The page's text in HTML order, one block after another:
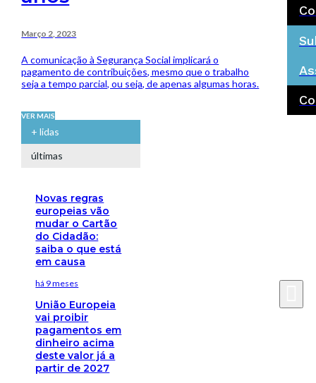
Março 2, 2023
A comunicação à Segurança Social implicará o
pagamento de contribuições, mesmo que o trabalho
seja a tempo parcial, ou seja, de apenas algumas horas.
VER MAIS
+ lidas
últimas
Novas regras
europeias vão
mudar o Cartão
do Cidadão:
saiba o que está
em causa
há 9 meses
União Europeia
vai proibir
pagamentos em
dinheiro acima
deste valor já a
partir de 2027